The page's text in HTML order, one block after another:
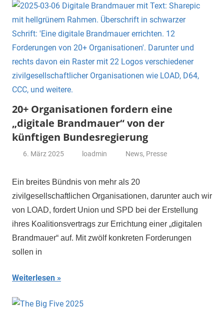
20+ Organisationen fordern eine
„digitale Brandmauer“ von der
künftigen Bundesregierung
6. März 2025 loadmin News, Presse
Ein breites Bündnis von mehr als 20
zivilgesellschaftlichen Organisationen, darunter auch wir
von LOAD, fordert Union und SPD bei der Erstellung
ihres Koalitionsvertrags zur Errichtung einer „digitalen
Brandmauer“ auf. Mit zwölf konkreten Forderungen
sollen in
Weiterlesen